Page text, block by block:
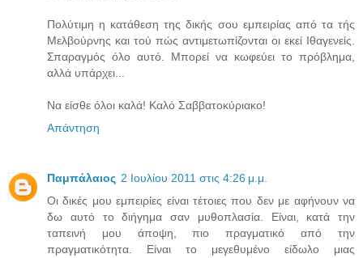
Πολύτιμη η κατάθεση της δικής σου εμπειρίας από τα τής
Μελβούρνης και τού πώς αντιμετωπίζονται οι εκεί Ιθαγενείς.
Σπαραγμός όλο αυτό. Μπορεί να κωφεύει το πρόβλημα,
αλλά υπάρχει...
Να είσθε όλοι καλά! Καλό Σαββατοκύριακο!
Απάντηση
Παμπάλαιος 2 Ιουλίου 2011 στις 4:26 μ.μ.
Οι δικές μου εμπειρίες είναι τέτοιες που δεν με αφήνουν να
δω αυτό το διήγημα σαν μυθοπλασία. Είναι, κατά την
ταπεινή μου άποψη, πιο πραγματικό από την
πραγματικότητα. Είναι το μεγεθυμένο είδωλο μιας